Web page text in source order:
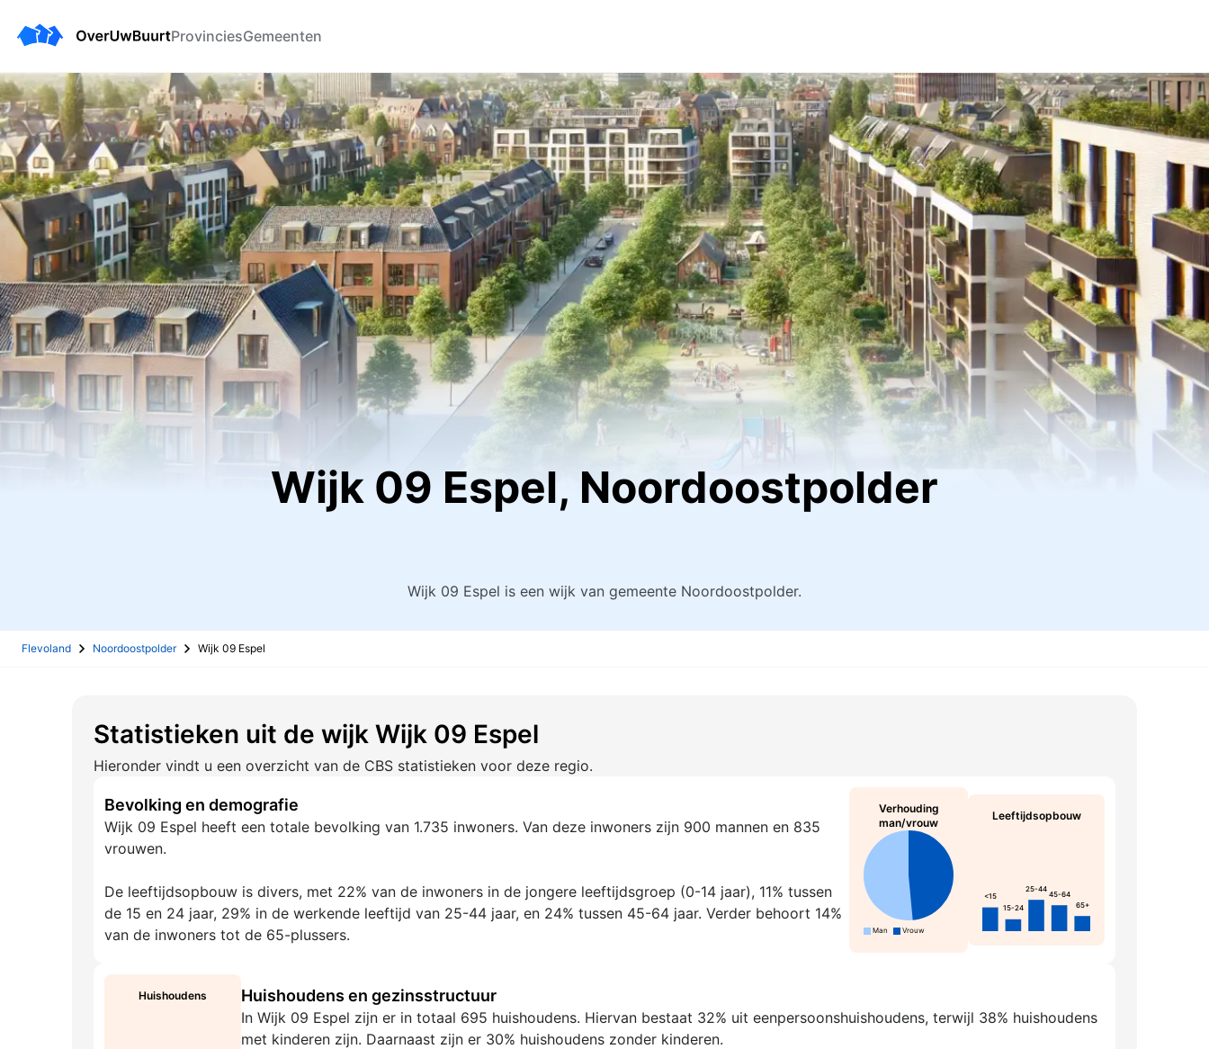
ProvinciesGemeenten
Wijk 09 Espel, Noordoostpolder
Wijk 09 Espel is een wijk van gemeente Noordoostpolder.
Flevoland Noordoostpolder Wijk 09 Espel
Statistieken uit de wijk Wijk 09 Espel
Hieronder vindt u een overzicht van de CBS statistieken voor deze regio.
Bevolking en demografie
Wijk 09 Espel heeft een totale bevolking van 1.735 inwoners. Van deze inwoners zijn 900 mannen en 835
vrouwen.
De leeftijdsopbouw is divers, met 22% van de inwoners in de jongere leeftijdsgroep (0-14 jaar), 11% tussen
de 15 en 24 jaar, 29% in de werkende leeftijd van 25-44 jaar, en 24% tussen 45-64 jaar. Verder behoort 14%
van de inwoners tot de 65-plussers.
Verhouding
man/vrouw
Man Vrouw
Leeftijdsopbouw
<15
15-24
25-44
45-64
65+
Huishoudens Huishoudens en gezinsstructuur
In Wijk 09 Espel zijn er in totaal 695 huishoudens. Hiervan bestaat 32% uit eenpersoonshuishoudens, terwijl 38% huishoudens
met kinderen zijn. Daarnaast zijn er 30% huishoudens zonder kinderen.